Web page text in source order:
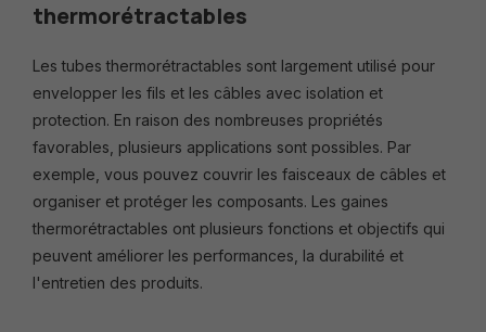
thermorétractables
Les tubes thermorétractables sont largement utilisé pour
envelopper les fils et les câbles avec isolation et
protection. En raison des nombreuses propriétés
favorables, plusieurs applications sont possibles. Par
exemple, vous pouvez couvrir les faisceaux de câbles et
organiser et protéger les composants. Les gaines
thermorétractables ont plusieurs fonctions et objectifs qui
peuvent améliorer les performances, la durabilité et
l'entretien des produits.